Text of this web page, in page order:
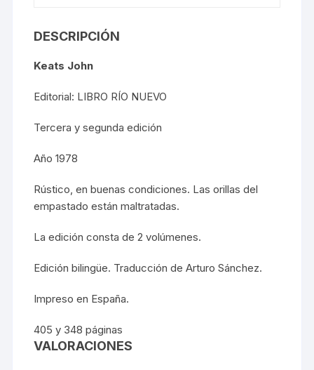
DESCRIPCIÓN
Keats John
Editorial: LIBRO RÍO NUEVO
Tercera y segunda edición
Año 1978
Rústico, en buenas condiciones. Las orillas del
empastado están maltratadas.
La edición consta de 2 volúmenes.
Edición bilingüe. Traducción de Arturo Sánchez.
Impreso en España.
405 y 348 páginas
VALORACIONES